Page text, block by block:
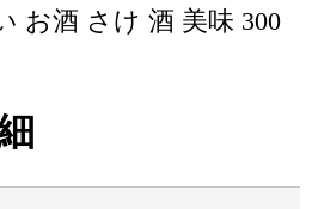
お酒 さけ 酒 美味 300